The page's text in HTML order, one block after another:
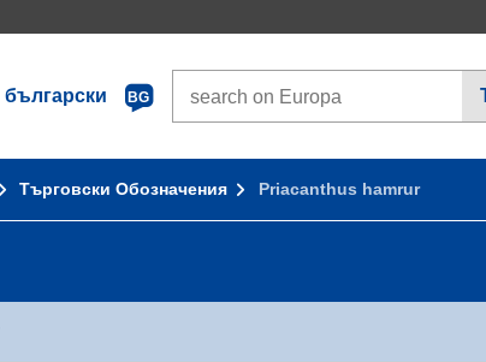
български
BG
Търговски Обозначения Priacanthus hamrur